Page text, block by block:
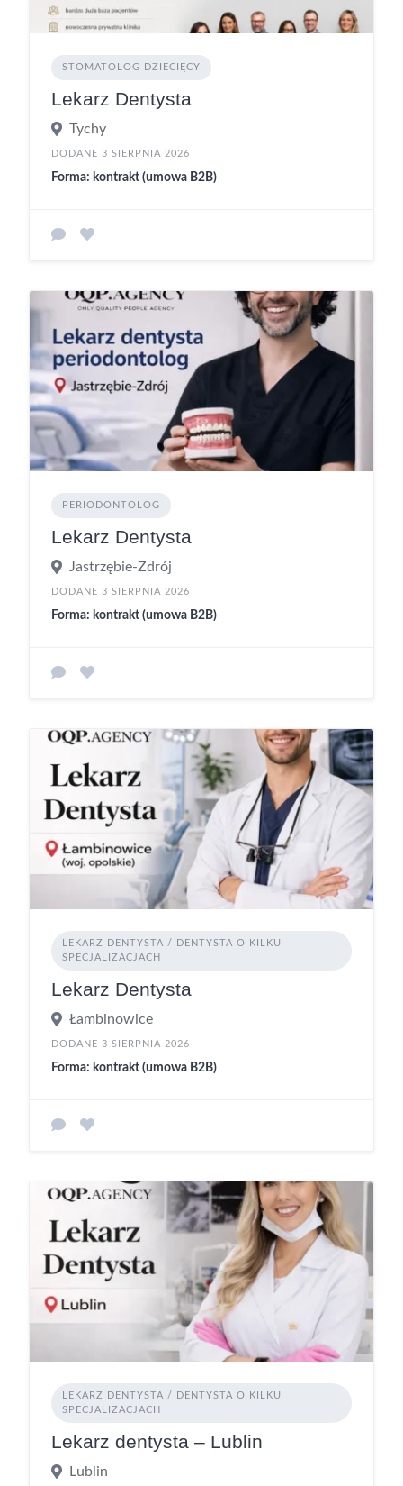
STOMATOLOG DZIECIĘCY
Lekarz Dentysta
Tychy
DODANE 3 SIERPNIA 2026
Forma: kontrakt (umowa B2B)
PERIODONTOLOG
Lekarz Dentysta
Jastrzębie-Zdrój
DODANE 3 SIERPNIA 2026
Forma: kontrakt (umowa B2B)
LEKARZ DENTYSTA / DENTYSTA O KILKU
SPECJALIZACJACH
Lekarz Dentysta
Łambinowice
DODANE 3 SIERPNIA 2026
Forma: kontrakt (umowa B2B)
LEKARZ DENTYSTA / DENTYSTA O KILKU
SPECJALIZACJACH
Lekarz dentysta – Lublin
Lublin